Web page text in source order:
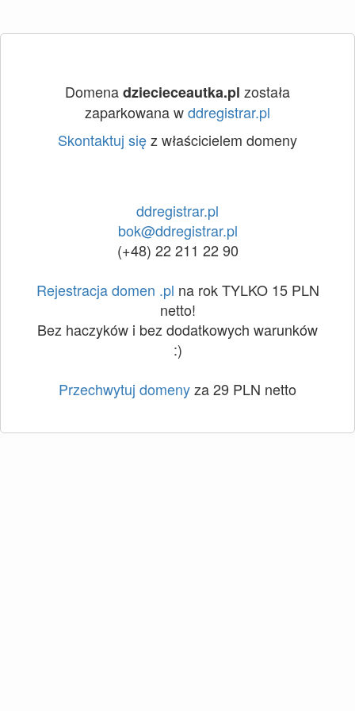
Domenadziecieceautka.pl została
zaparkowana wddregistrar.pl
Skontaktuj sięz właścicielem domeny
ddregistrar.pl
bok@ddregistrar.pl
(+48) 22 211 22 90
Rejestracja domen .pl na rok TYLKO 15 PLN
netto!
Bez haczyków i bez dodatkowych warunków
:)
Przechwytuj domenyza 29 PLN netto